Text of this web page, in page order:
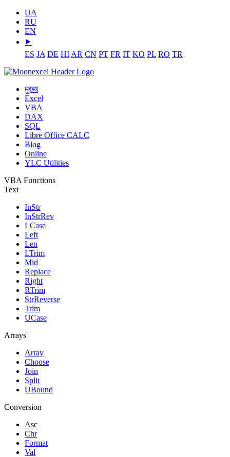
UA
RU
EN
⯈
ES JA DE HI AR CN PT FR IT KO PL RO TR
मुख्य
Excel
VBA
DAX
SQL
Libre Office CALC
Blog
Online
YLC Utilities
VBA Functions
Text
InStr
InStrRev
LCase
Left
Len
LTrim
Mid
Replace
Right
RTrim
StrReverse
Trim
UCase
Arrays
Array
Choose
Join
Split
UBound
Conversion
Asc
Chr
Format
Val